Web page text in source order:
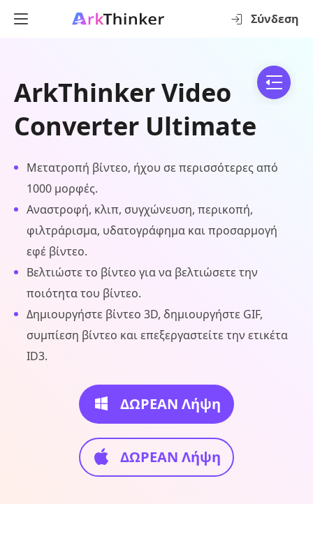
Σύνδεση
ArkThinker Video
Converter Ultimate
Μετατροπή βίντεο, ήχου σε περισσότερες από
1000 μορφές.
Αναστροφή, κλιπ, συγχώνευση, περικοπή,
φιλτράρισμα, υδατογράφημα και προσαρμογή
εφέ βίντεο.
Βελτιώστε το βίντεο για να βελτιώσετε την
ποιότητα του βίντεο.
Δημιουργήστε βίντεο 3D, δημιουργήστε GIF,
συμπίεση βίντεο και επεξεργαστείτε την ετικέτα
ID3.
ΔΩΡΕΑΝ Λήψη
ΔΩΡΕΑΝ Λήψη